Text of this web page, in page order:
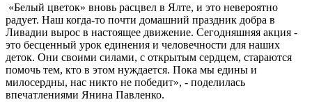
«Белый цветок» вновь расцвел в Ялте, и это невероятно
радует. Наш когда-то почти домашний праздник добра в
Ливадии вырос в настоящее движение. Сегодняшняя акция -
это бесценный урок единения и человечности для наших
деток. Они своими силами, с открытым сердцем, стараются
помочь тем, кто в этом нуждается. Пока мы едины и
милосердны, нас никто не победит», - поделилась
впечатлениями Янина Павленко.